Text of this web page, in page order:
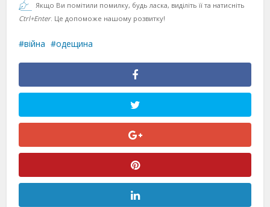
Якщо Ви помітили помилку, будь ласка, виділіть її та натисніть
Ctrl+Enter. Це допоможе нашому розвитку!
війна одещина